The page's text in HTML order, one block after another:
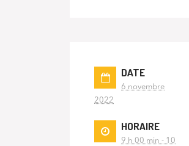
DATE
6 novembre
2022
HORAIRE
9 h 00 min - 10